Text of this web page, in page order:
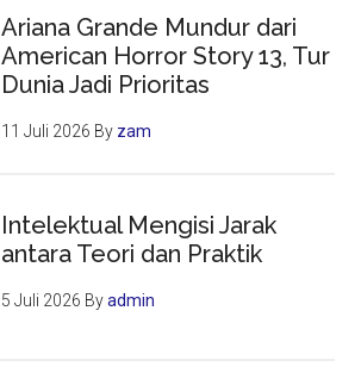
Ariana Grande Mundur dari
American Horror Story 13, Tur
Dunia Jadi Prioritas
11 Juli 2026 By zam
Intelektual Mengisi Jarak
antara Teori dan Praktik
5 Juli 2026 Byadmin